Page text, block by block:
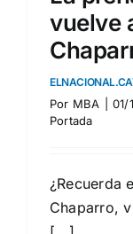
vuelve
Por MBA 01/
Portada
¿Recuerda
Chaparro,